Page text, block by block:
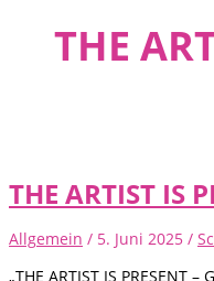
THE
THE ARTIST IS
Allgemein / 5. Juni 2025 /
„THE ARTIST IS PRESENT